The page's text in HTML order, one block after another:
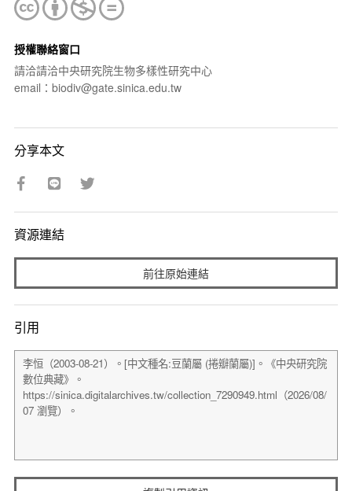
授權聯絡窗口
請洽請洽中央研究院生物多樣性研究中心
email：biodiv@gate.sinica.edu.tw
分享本文
資源連結
前往原始連結
引用